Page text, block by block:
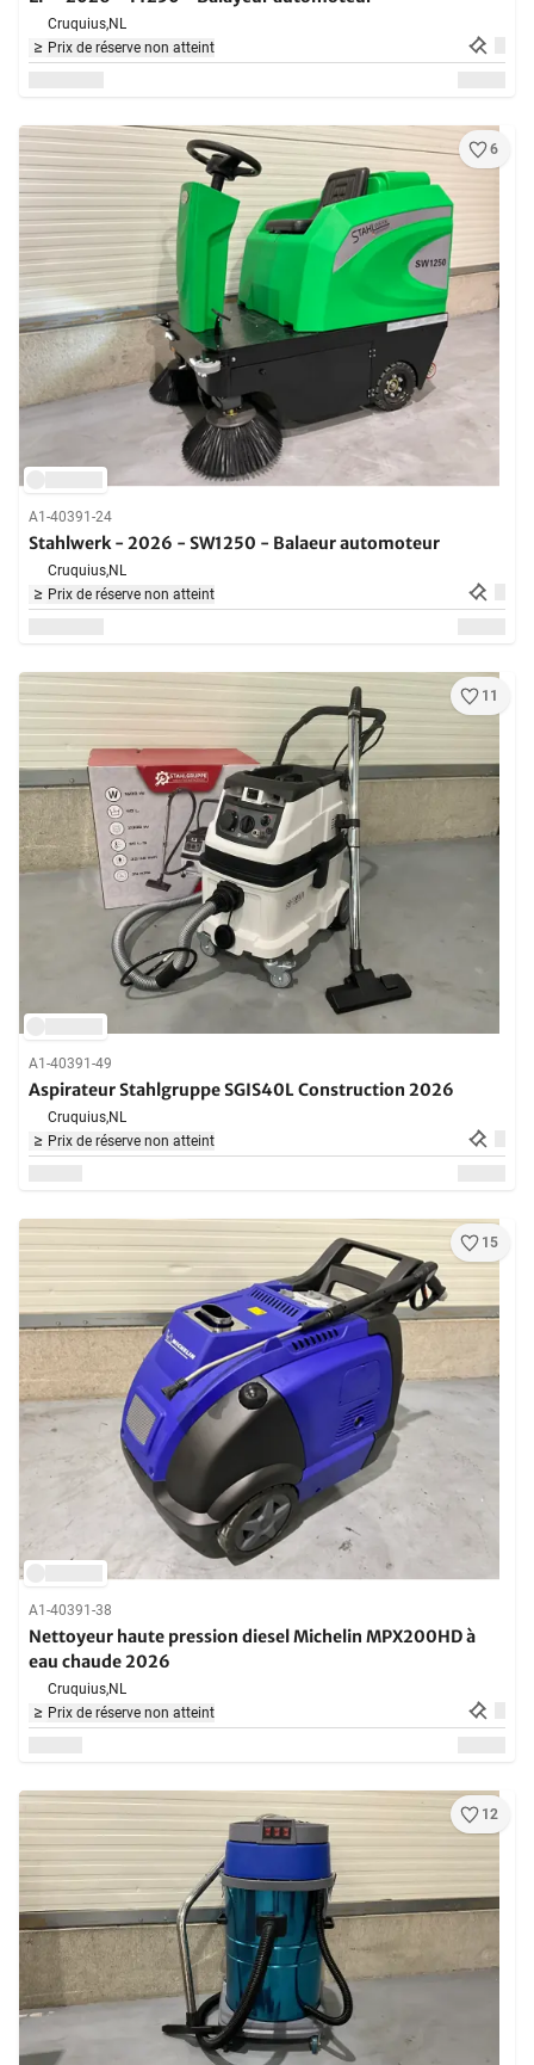
Cruquius,NL
Prix de réserve non atteint
6
A1-40391-24
Stahlwerk - 2026 - SW1250 - Balaeur automoteur
Cruquius,NL
Prix de réserve non atteint
11
A1-40391-49
Aspirateur Stahlgruppe SGIS40L Construction 2026
Cruquius,NL
Prix de réserve non atteint
15
A1-40391-38
Nettoyeur haute pression diesel Michelin MPX200HD à
eau chaude 2026
Cruquius,NL
Prix de réserve non atteint
12